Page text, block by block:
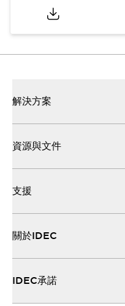
解決方案
資源與文件
支援
關於IDEC
IDEC承諾